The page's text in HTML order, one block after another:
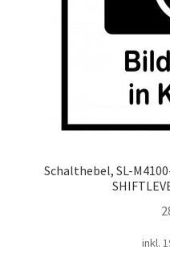
Schalthebel, SL-
inkl.